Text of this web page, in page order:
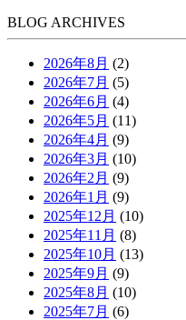
BLOG ARCHIVES
2026年8月 (2)
2026年7月 (5)
2026年6月 (4)
2026年5月 (11)
2026年4月 (9)
2026年3月 (10)
2026年2月 (9)
2026年1月 (9)
2025年12月 (10)
2025年11月 (8)
2025年10月 (13)
2025年9月 (9)
2025年8月 (10)
2025年7月 (6)